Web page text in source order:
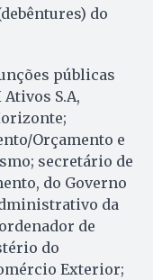
do
públicas
S.A,
Orçamento e
secretário de
do Governo
da
de
do
Exterior;